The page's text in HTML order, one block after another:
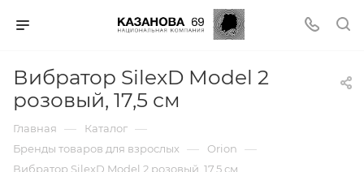
Вибратор SilexD Model 2
розовый, 17,5 см
Главная — Каталог —
Бренды товаров для взрослых — Orion —
Вибратор SilexD Model 2 розовый, 17,5 см